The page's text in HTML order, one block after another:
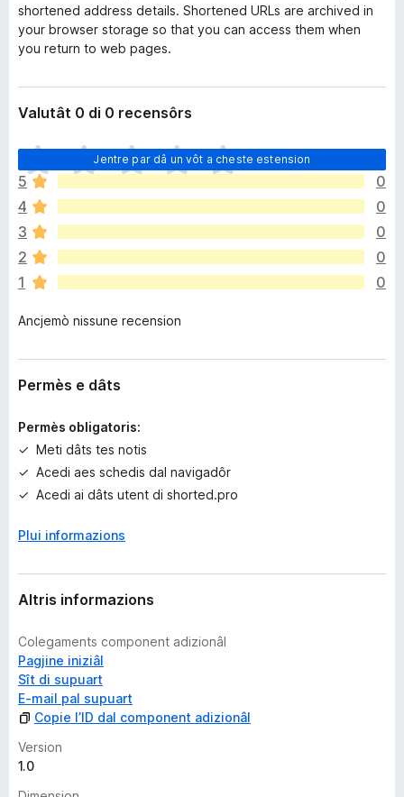
shortened address details. Shortened URLs are archived in
your browser storage so that you can access them when
you return to web pages.
Valutât 0 di 0 recensôrs
Jentre par dâ un vôt a cheste estension
N
o
s
o
n
a
n
c
e
ò
v
l
t
a
z
o
s
5
0
4
0
3
0
2
0
1
0
Ancjemò nissune recension
Permès e dâts
Permès obligatoris:
Meti dâts tes notis
Acedi aes schedis dal navigadôr
Acedi ai dâts utent di shorted.pro
Plui informazions
Altris informazions
Colegaments component adizionâl
Pagjine iniziâl
Sît di supuart
E-mail pal supuart
Copie l’ID dal component adizionâl
Version
1.0